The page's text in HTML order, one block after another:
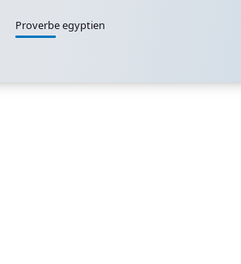
Proverbe egyptien